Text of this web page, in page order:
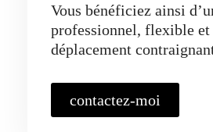
Vous bénéficiez ainsi
professionnel, flexible et
déplacement
contactez-moi